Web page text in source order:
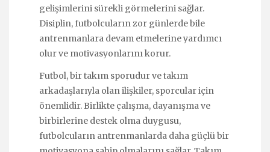
gelişimlerini sürekli görmelerini sağlar.
Disiplin, futbolcuların zor günlerde bile
antrenmanlara devam etmelerine yardımcı
olur ve motivasyonlarını korur.
Futbol, bir takım sporudur ve takım
arkadaşlarıyla olan ilişkiler, sporcular için
önemlidir. Birlikte çalışma, dayanışma ve
birbirlerine destek olma duygusu,
futbolcuların antrenmanlarda daha güçlü bir